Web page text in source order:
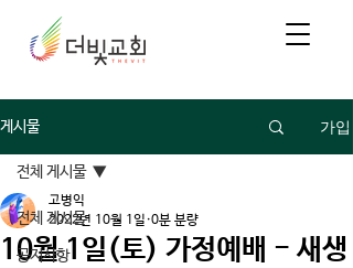
게시물 가입
전체 게시물
공지사항
전체 게시물
10월 1일(토) 가정예배 - 새생
고병익
2022년 10월 1일 0분 분량